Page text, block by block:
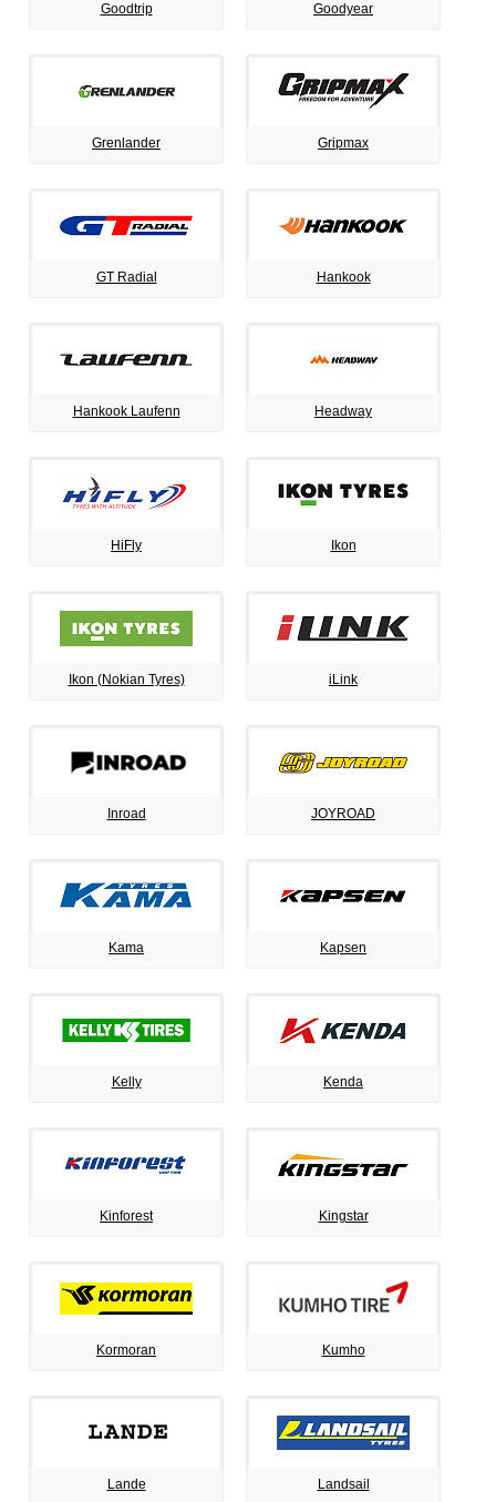
Goodtrip Goodyear
Grenlander Gripmax
GT Radial Hankook
Hankook Laufenn Headway
HiFly Ikon
Ikon (Nokian Tyres) iLink
Inroad JOYROAD
Kama Kapsen
Kelly Kenda
Kinforest Kingstar
Kormoran Kumho
Lande Landsail